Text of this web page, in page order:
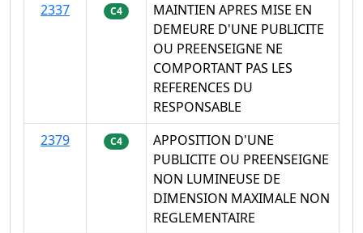
2337
C4
MAINTIEN APRES MISE EN
DEMEURE D'UNE PUBLICITE
OU PREENSEIGNE NE
COMPORTANT PAS LES
REFERENCES DU
RESPONSABLE
2379
C4
APPOSITION D'UNE
PUBLICITE OU PREENSEIGNE
NON LUMINEUSE DE
DIMENSION MAXIMALE NON
REGLEMENTAIRE